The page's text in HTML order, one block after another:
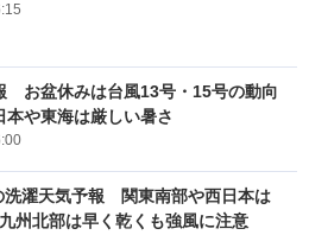
お盆休みは台風13号・15号の動向
や東海は厳しい暑さ
洗濯天気予報 関東南部や西日本は
州北部は早く乾くも強風に注意